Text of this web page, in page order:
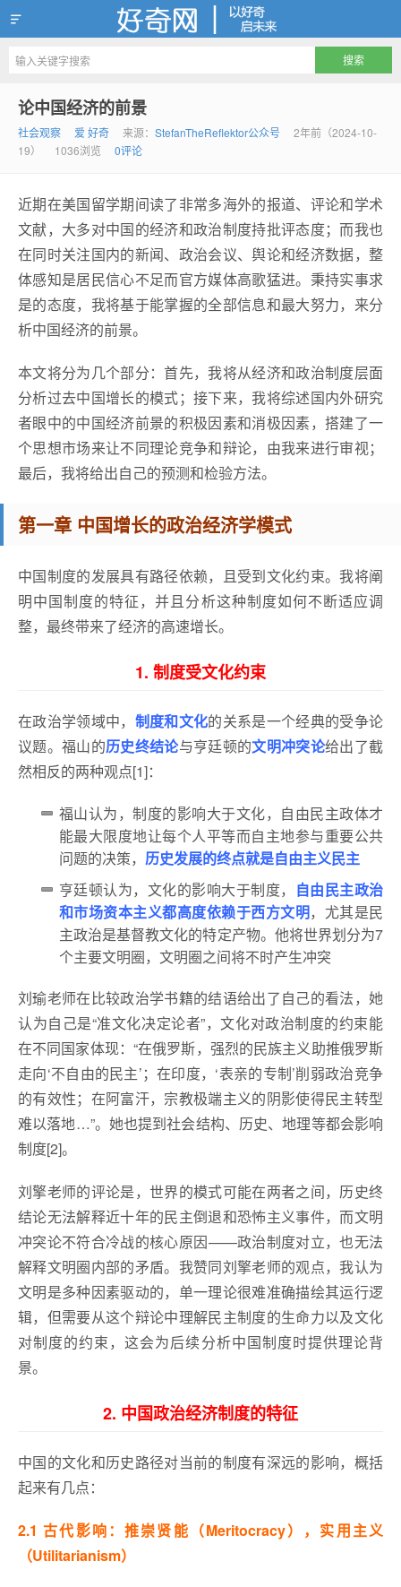
好奇网
论中国经济的前景
社会观察 爱 好奇 来源： StefanTheReflektor公众号
2年前（2024-10-
19）
1036浏览 0评论
近期在美国留学期间读了非常多海外的报道、评论和学术
文献，大多对中国的经济和政治制度持批评态度；而我也
在同时关注国内的新闻、政治会议、舆论和经济数据，整
体感知是居民信心不足而官方媒体高歌猛进。秉持实事求
是的态度，我将基于能掌握的全部信息和最大努力，来分
析中国经济的前景。
本文将分为几个部分：首先，我将从经济和政治制度层面
分析过去中国增长的模式；接下来，我将综述国内外研究
者眼中的中国经济前景的积极因素和消极因素，搭建了一
个思想市场来让不同理论竞争和辩论，由我来进行审视；
最后，我将给出自己的预测和检验方法。
第一章 中国增长的政治经济学模式
中国制度的发展具有路径依赖，且受到文化约束。我将阐
明中国制度的特征，并且分析这种制度如何不断适应调
整，最终带来了经济的高速增长。
1. 制度受文化约束
在政治学领域中， 制度和文化的关系是一个经典的受争论
议题。福山的历史终结论与亨廷顿的文明冲突论给出了截
然相反的两种观点[1]：
福山认为，制度的影响大于文化，自由民主政体才
能最大限度地让每个人平等而自主地参与重要公共
问题的决策， 历史发展的终点就是自由主义民主
亨廷顿认为，文化的影响大于制度， 自由民主政治
和市场资本主义都高度依赖于西方文明，尤其是民
主政治是基督教文化的特定产物。他将世界划分为7
个主要文明圈，文明圈之间将不时产生冲突
刘瑜老师在比较政治学书籍的结语给出了自己的看法，她
认为自己是“准文化决定论者”，文化对政治制度的约束能
在不同国家体现：“在俄罗斯，强烈的民族主义助推俄罗斯
走向‘不自由的民主’；在印度，‘表亲的专制’削弱政治竞争
的有效性；在阿富汗，宗教极端主义的阴影使得民主转型
难以落地…”。她也提到社会结构、历史、地理等都会影响
制度[2]。
刘擎老师的评论是，世界的模式可能在两者之间，历史终
结论无法解释近十年的民主倒退和恐怖主义事件，而文明
冲突论不符合冷战的核心原因——政治制度对立，也无法
解释文明圈内部的矛盾。我赞同刘擎老师的观点，我认为
文明是多种因素驱动的，单一理论很难准确描绘其运行逻
辑，但需要从这个辩论中理解民主制度的生命力以及文化
对制度的约束，这会为后续分析中国制度时提供理论背
景。
2. 中国政治经济制度的特征
中国的文化和历史路径对当前的制度有深远的影响，概括
起来有几点：
2.1 古代影响：推崇贤能（Meritocracy），实用主义
（Utilitarianism）